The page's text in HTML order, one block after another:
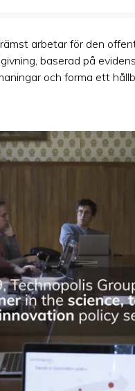
arbetar för den
baserad på
och forma ett